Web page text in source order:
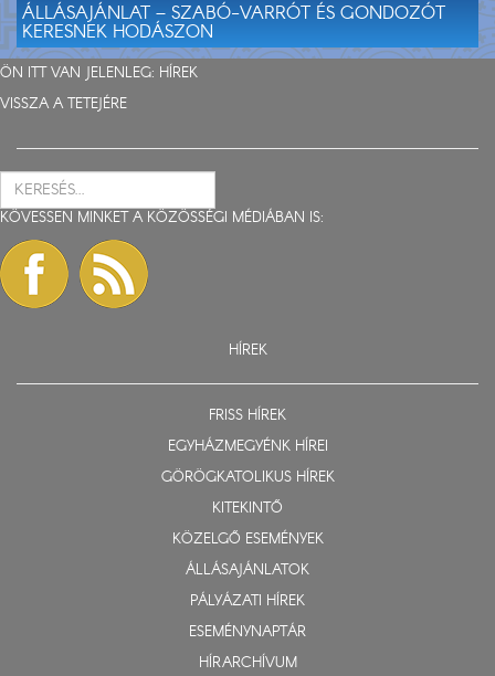
ÁLLÁSAJÁNLAT – SZABÓ-VARRÓT ÉS GONDOZÓT
KERESNEK HODÁSZON
ÖN ITT VAN JELENLEG: HÍREK
VISSZA A TETEJÉRE
KÖVESSEN MINKET A KÖZÖSSÉGI MÉDIÁBAN IS:
HÍREK
FRISS HÍREK
EGYHÁZMEGYÉNK HÍREI
GÖRÖGKATOLIKUS HÍREK
KITEKINTŐ
KÖZELGŐ ESEMÉNYEK
ÁLLÁSAJÁNLATOK
PÁLYÁZATI HÍREK
ESEMÉNYNAPTÁR
HÍRARCHÍVUM